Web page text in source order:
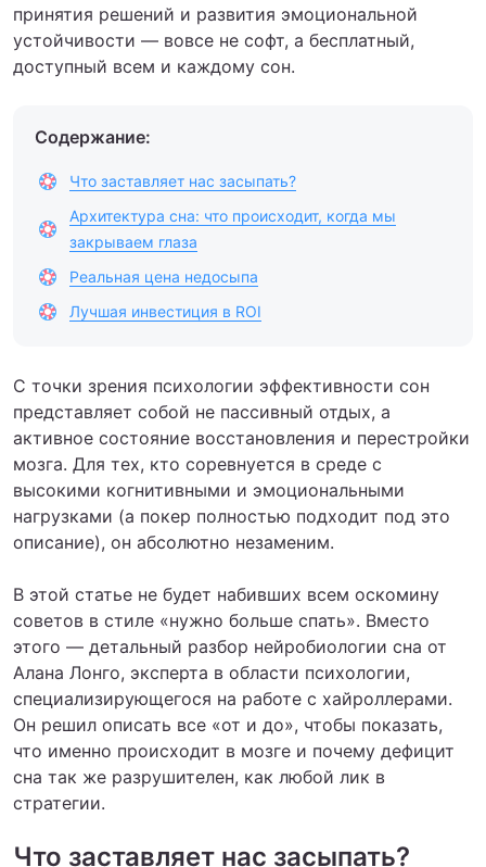
принятия решений и развития эмоциональной
устойчивости — вовсе не софт, а бесплатный,
доступный всем и каждому сон.
Содержание:
Что заставляет нас засыпать?
Архитектура сна: что происходит, когда мы
закрываем глаза
Реальная цена недосыпа
Лучшая инвестиция в ROI
С точки зрения психологии эффективности сон
представляет собой не пассивный отдых, а
активное состояние восстановления и перестройки
мозга. Для тех, кто соревнуется в среде с
высокими когнитивными и эмоциональными
нагрузками (а покер полностью подходит под это
описание), он абсолютно незаменим.
В этой статье не будет набивших всем оскомину
советов в стиле «нужно больше спать». Вместо
этого — детальный разбор нейробиологии сна от
Алана Лонго, эксперта в области психологии,
специализирующегося на работе с хайроллерами.
Он решил описать все «от и до», чтобы показать,
что именно происходит в мозге и почему дефицит
сна так же разрушителен, как любой лик в
стратегии.
Что заставляет нас засыпать?